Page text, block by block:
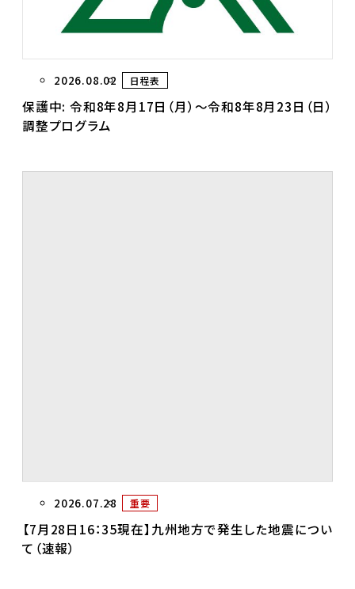
2026.08.02 日程表
保護中: 令和8年8月17日（月）～令和8年8月23日（日）
調整プログラム
2026.07.28 重要
【7月28日16：35現在】九州地方で発生した地震につい
て（速報）